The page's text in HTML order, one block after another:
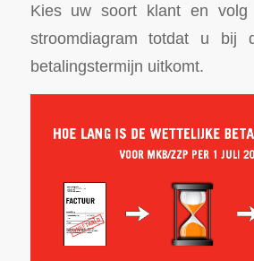
Kies uw soort klant en volg
stroomdiagram totdat u bij
betalingstermijn uitkomt.